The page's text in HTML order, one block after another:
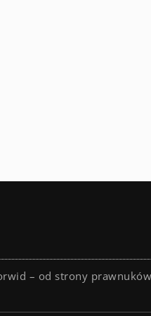
– od strony prawnuków